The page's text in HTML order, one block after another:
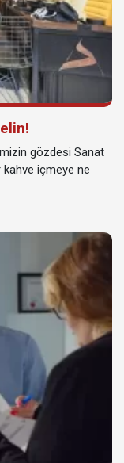
gözdesi Sanat
içmeye ne